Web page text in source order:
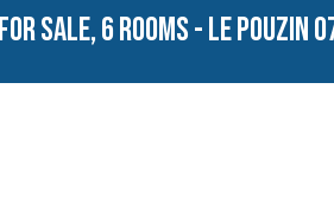
sale, 6 rooms - Le Pouzin